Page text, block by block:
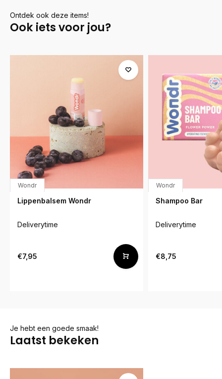
Ontdek ook deze items!
Ook iets voor jou?
Wondr
Lippenbalsem Wondr
Deliverytime
€7,95
Wondr
Shampoo Bar
Deliverytime
€8,75
Je hebt een goede smaak!
Laatst bekeken